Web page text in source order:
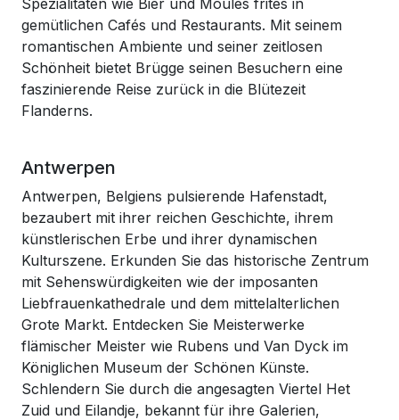
Spezialitäten wie Bier und Moules frites in
gemütlichen Cafés und Restaurants. Mit seinem
romantischen Ambiente und seiner zeitlosen
Schönheit bietet Brügge seinen Besuchern eine
faszinierende Reise zurück in die Blütezeit
Flanderns.
Antwerpen
Antwerpen, Belgiens pulsierende Hafenstadt,
bezaubert mit ihrer reichen Geschichte, ihrem
künstlerischen Erbe und ihrer dynamischen
Kulturszene. Erkunden Sie das historische Zentrum
mit Sehenswürdigkeiten wie der imposanten
Liebfrauenkathedrale und dem mittelalterlichen
Grote Markt. Entdecken Sie Meisterwerke
flämischer Meister wie Rubens und Van Dyck im
Königlichen Museum der Schönen Künste.
Schlendern Sie durch die angesagten Viertel Het
Zuid und Eilandje, bekannt für ihre Galerien,